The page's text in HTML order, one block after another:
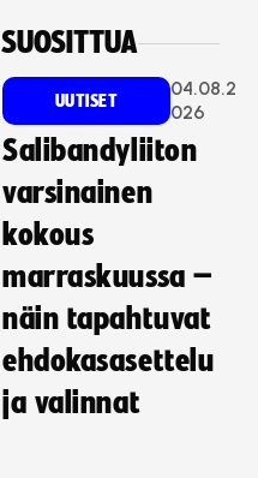
SUOSITTUA
UUTISET
04.08.2
026
Salibandyliiton
varsinainen
kokous
marraskuussa –
näin tapahtuvat
ehdokasasettelu
ja valinnat